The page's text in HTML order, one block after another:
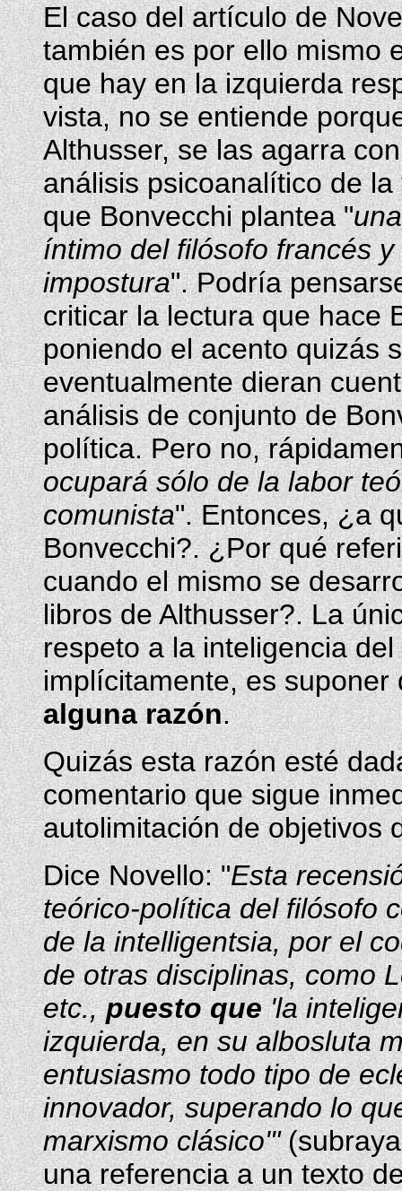
El caso del artículo de
también es por ello mismo
que hay en la izquierda
vista, no se entiende
Althusser, se las agarra
análisis psicoanalítico de
que Bonvecchi plantea "
íntimo del filósofo francés
impostura". Podría
criticar la lectura que hace
poniendo el acento quizás
eventualmente dieran
análisis de conjunto de
política. Pero no,
ocupará sólo de la labor
comunista". Entonces, ¿a
Bonvecchi?. ¿Por qué
cuando el mismo se
libros de Althusser?. La
respeto a la inteligencia
implícitamente, es
alguna razón.
Quizás esta razón esté
comentario que sigue
autolimitación de objetivos
Dice Novello: "Esta
teórico-política del filósofo
de la intelligentsia, por el
de otras disciplinas, como
etc.,puesto que'la
izquierda, en su albosluta
entusiasmo todo tipo de
innovador, superando lo
marxismo clásico'"
una referencia a un texto